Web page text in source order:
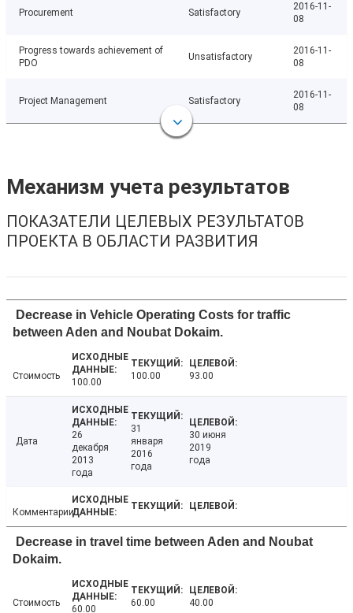
Procurement Satisfactory
2016-11-
08
Progress towards achievement of
PDO
Unsatisfactory
2016-11-
08
Project Management Satisfactory
2016-11-
08
Механизм учета результатов
ПОКАЗАТЕЛИ ЦЕЛЕВЫХ РЕЗУЛЬТАТОВ
ПРОЕКТА В ОБЛАСТИ РАЗВИТИЯ
Decrease in Vehicle Operating Costs for traffic
between Aden and Noubat Dokaim.
Стоимость
100.00
100.00 93.00
Дата
26
декабря
2013
года
31
января
2016
года
30 июня
2019
года
Комментарии
Decrease in travel time between Aden and Noubat
Dokaim.
Стоимость
60.00
60.00 40.00